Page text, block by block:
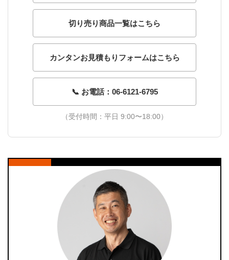
切り売り商品一覧はこちら
カンタンお見積もりフォームはこちら
📞 お電話：06-6121-6795
（受付時間：平日 9:00〜18:00）